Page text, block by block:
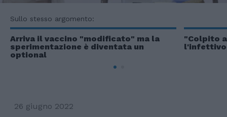
Sullo stesso argomento:
Arriva il vaccino "modificato" ma la
sperimentazione è diventata un
optional
"Colpito
26 giugno 2022